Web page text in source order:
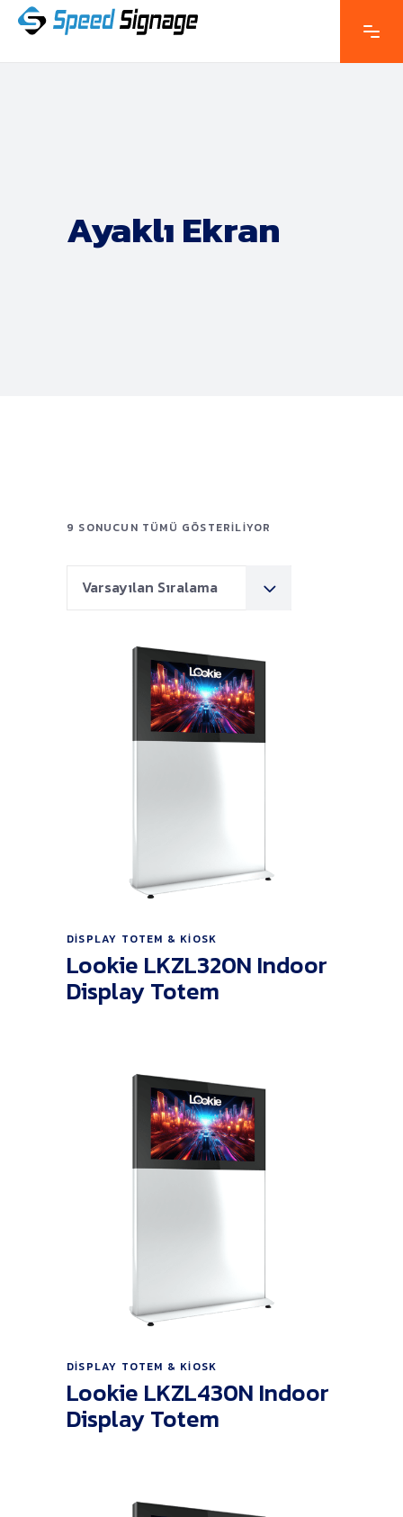
Ayaklı Ekran
9 SONUCUN TÜMÜ GÖSTERILIYOR
Varsayılan Sıralama
Ürünü İncele
DISPLAY TOTEM & KIOSK
Lookie LKZL320N Indoor
Display Totem
Ürünü İncele
DISPLAY TOTEM & KIOSK
Lookie LKZL430N Indoor
Display Totem